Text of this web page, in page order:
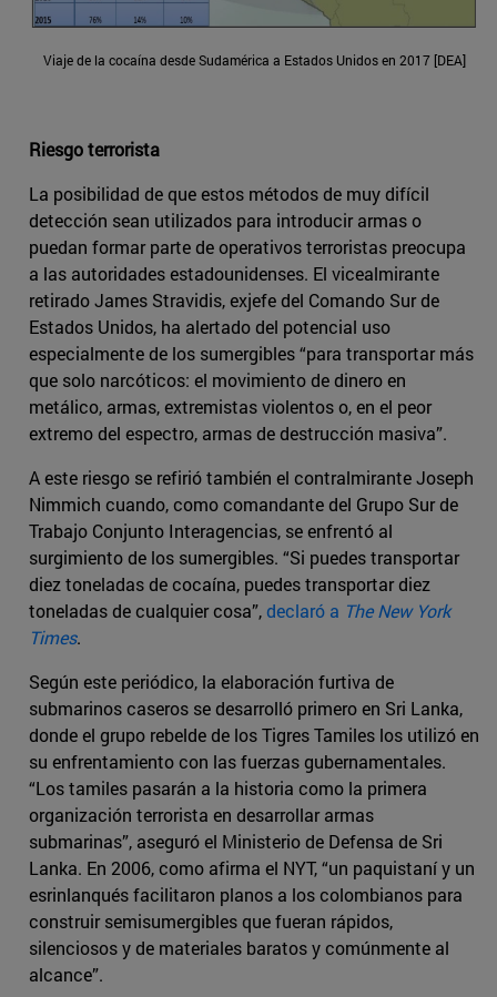
Viaje de la cocaína desde Sudamérica a Estados Unidos en 2017 [DEA]
Riesgo terrorista
La posibilidad de que estos métodos de muy difícil
detección sean utilizados para introducir armas o
puedan formar parte de operativos terroristas preocupa
a las autoridades estadounidenses. El vicealmirante
retirado James Stravidis, exjefe del Comando Sur de
Estados Unidos, ha alertado del potencial uso
especialmente de los sumergibles “para transportar más
que solo narcóticos: el movimiento de dinero en
metálico, armas, extremistas violentos o, en el peor
extremo del espectro, armas de destrucción masiva”.
A este riesgo se refirió también el contralmirante Joseph
Nimmich cuando, como comandante del Grupo Sur de
Trabajo Conjunto Interagencias, se enfrentó al
surgimiento de los sumergibles. “Si puedes transportar
diez toneladas de cocaína, puedes transportar diez
toneladas de cualquier cosa”,declaró a The New York
Times.
Según este periódico, la elaboración furtiva de
submarinos caseros se desarrolló primero en Sri Lanka,
donde el grupo rebelde de los Tigres Tamiles los utilizó en
su enfrentamiento con las fuerzas gubernamentales.
“Los tamiles pasarán a la historia como la primera
organización terrorista en desarrollar armas
submarinas”, aseguró el Ministerio de Defensa de Sri
Lanka. En 2006, como afirma el NYT, “un paquistaní y un
esrinlanqués facilitaron planos a los colombianos para
construir semisumergibles que fueran rápidos,
silenciosos y de materiales baratos y comúnmente al
alcance”.